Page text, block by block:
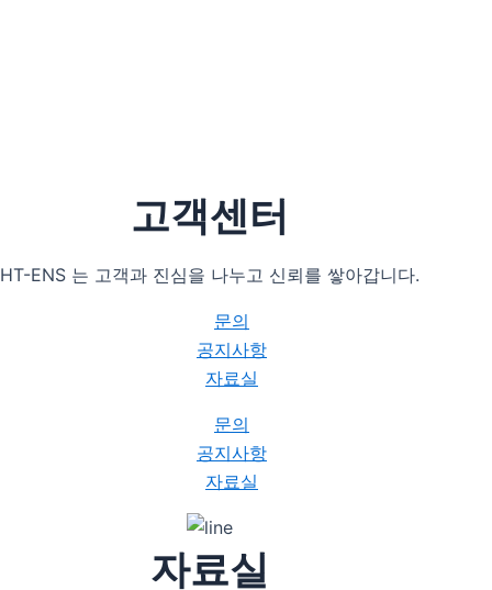
고객센터
HT-ENS 는 고객과 진심을 나누고 신뢰를 쌓아갑니다.
문의
공지사항
자료실
문의
공지사항
자료실
자료실